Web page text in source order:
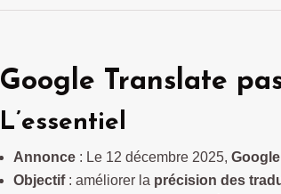
Google Translate
L’essentiel
Annonce : Le 12 décembre 2025, Google
Objectif: améliorer la précision des